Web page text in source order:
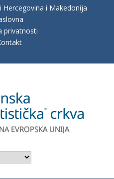
Hercegovina i Makedonija
privatnosti